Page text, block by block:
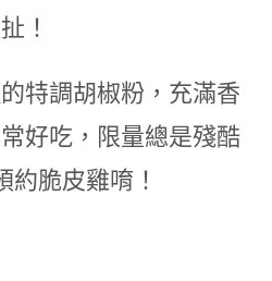
！
特調胡椒粉，充滿香
好吃，限量總是殘酷
約脆皮雞唷！